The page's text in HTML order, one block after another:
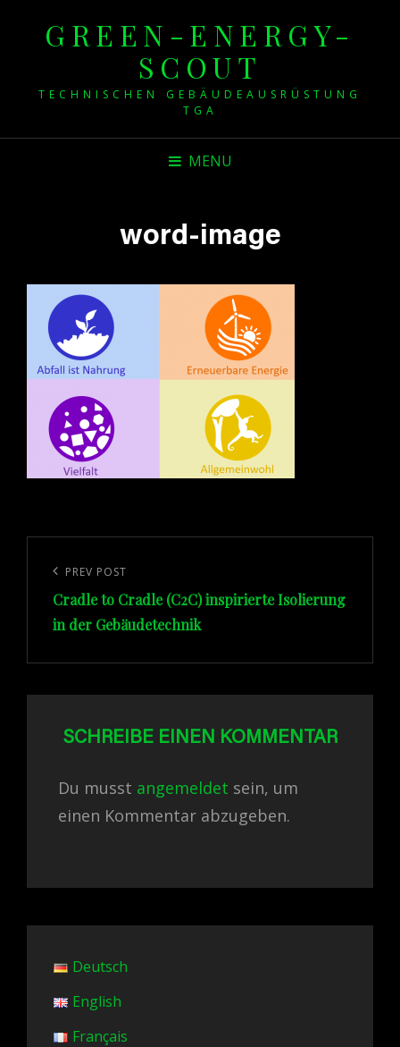
GREEN-ENERGY-
SCOUT
TECHNISCHEN GEBÄUDEAUSRÜSTUNG
TGA
MENU
word-image
Previous
Post
PREV POST
Cradle to Cradle (C2C) inspirierte Isolierung
in der Gebäudetechnik
SCHREIBE EINEN KOMMENTAR
Du musst angemeldet sein, um
einen Kommentar abzugeben.
Deutsch
English
Français